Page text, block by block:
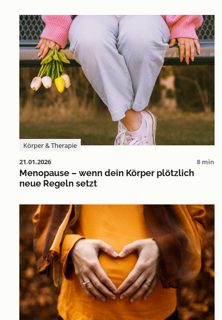
Körper & Therapie
21.01.2026
8 min
Menopause – wenn dein Körper plötzlich
neue Regeln setzt